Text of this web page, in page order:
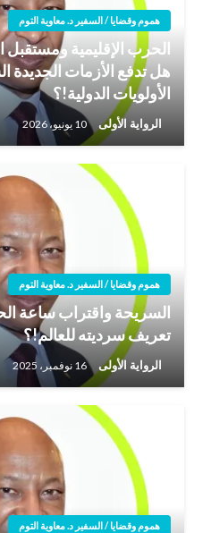
هموم وقضايا / السفير د. معاوية التوم
الحرب الإقليمية ومستقبل
هل تدفع الأزمات
الأولويات الدولية!؟
الرواية الأولى 10 يونيو، 2026
هموم وقضايا / السفير د. معاوية التوم
السريحة واقتراب ساعة
تعريف سرديته للعالم!؟
الرواية الأولى 16 نوفمبر، 2025
هموم وقضايا / السفير د. معاوية التوم